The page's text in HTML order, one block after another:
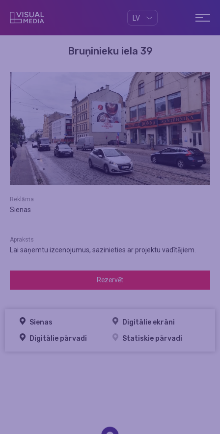
LV
Bruņinieku iela 39
Reklāma
Sienas
Apraksts
Lai saņemtu izcenojumus, sazinieties ar projektu vadītājiem.
Rezervēt
Sienas
Digitālie ekrāni
Digitālie pārvadi
Statiskie pārvadi